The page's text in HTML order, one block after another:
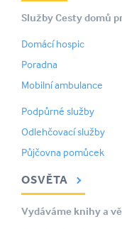
Služby Cesty domů
Domácí hospic
Poradna
Mobilní ambulance
Podpůrné služby
Odlehčovací služby
Půjčovna pomůcek
OSVĚTA
Vydáváme knihy a